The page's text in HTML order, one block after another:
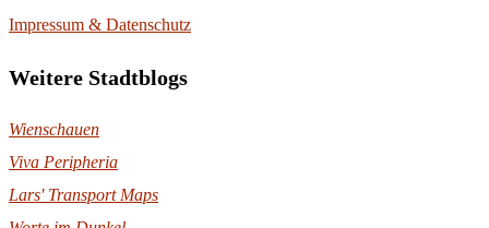
Impressum & Datenschutz
Weitere Stadtblogs
Wienschauen
Viva Peripheria
Lars' Transport Maps